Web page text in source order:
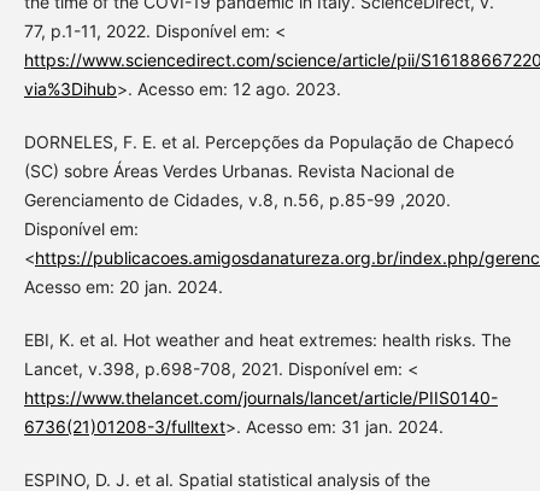
77, p.1-11, 2022. Disponível em: <
https://www.sciencedirect.com/science/article/pii/
via%3Dihub>. Acesso em: 12 ago. 2023.
DORNELES, F. E. et al. Percepções da População de Chapecó
(SC) sobre Áreas Verdes Urbanas. Revista Nacional de
Gerenciamento de Cidades, v.8, n.56, p.85-99 ,2020.
Disponível em:
<https://publicacoes.amigosdanatureza.org.br/index.php/
Acesso em: 20 jan. 2024.
EBI, K. et al. Hot weather and heat extremes: health risks. The
Lancet, v.398, p.698-708, 2021. Disponível em: <
https://www.thelancet.com/journals/lancet/article/PIIS0140-
6736(21)01208-3/fulltext>. Acesso em: 31 jan. 2024.
ESPINO, D. J. et al. Spatial statistical analysis of the